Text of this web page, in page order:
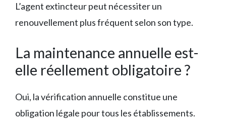
L’agent extincteur peut nécessiter un
renouvellement plus fréquent selon son type.
La maintenance annuelle est-
elle réellement obligatoire ?
Oui, la vérification annuelle constitue une
obligation légale pour tous les établissements.